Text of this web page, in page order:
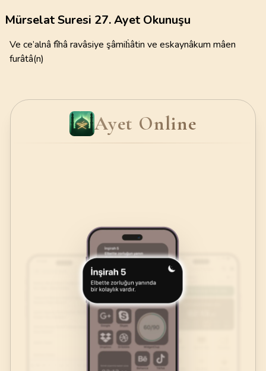
Mürselat Suresi 27. Ayet Okunuşu
Ve ce’alnâ fîhâ ravâsiye şâmiḣâtin ve eskaynâkum mâen
furâtâ(n)
Ayet Online